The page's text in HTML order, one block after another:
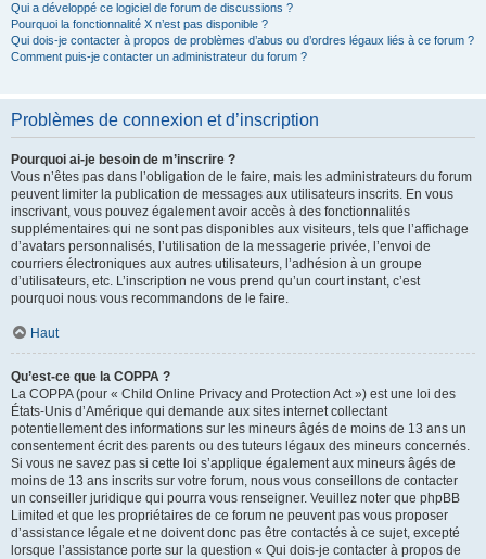
Qui a développé ce logiciel de forum de discussions ?
Pourquoi la fonctionnalité X n’est pas disponible ?
Qui dois-je contacter à propos de problèmes d’abus ou d’ordres légaux liés à ce forum ?
Comment puis-je contacter un administrateur du forum ?
Problèmes de connexion et d’inscription
Pourquoi ai-je besoin de m’inscrire ?
Vous n’êtes pas dans l’obligation de le faire, mais les administrateurs du forum
peuvent limiter la publication de messages aux utilisateurs inscrits. En vous
inscrivant, vous pouvez également avoir accès à des fonctionnalités
supplémentaires qui ne sont pas disponibles aux visiteurs, tels que l’affichage
d’avatars personnalisés, l’utilisation de la messagerie privée, l’envoi de
courriers électroniques aux autres utilisateurs, l’adhésion à un groupe
d’utilisateurs, etc. L’inscription ne vous prend qu’un court instant, c’est
pourquoi nous vous recommandons de le faire.
Haut
Qu’est-ce que la COPPA ?
La COPPA (pour « Child Online Privacy and Protection Act ») est une loi des
États-Unis d’Amérique qui demande aux sites internet collectant
potentiellement des informations sur les mineurs âgés de moins de 13 ans un
consentement écrit des parents ou des tuteurs légaux des mineurs concernés.
Si vous ne savez pas si cette loi s’applique également aux mineurs âgés de
moins de 13 ans inscrits sur votre forum, nous vous conseillons de contacter
un conseiller juridique qui pourra vous renseigner. Veuillez noter que phpBB
Limited et que les propriétaires de ce forum ne peuvent pas vous proposer
d’assistance légale et ne doivent donc pas être contactés à ce sujet, excepté
lorsque l’assistance porte sur la question « Qui dois-je contacter à propos de